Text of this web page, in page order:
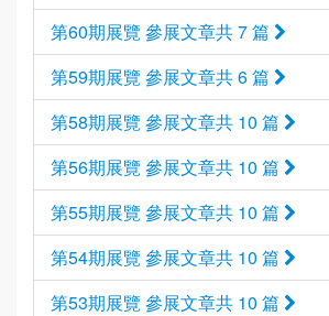
第60期展覽 參展文章共 7 篇
第59期展覽 參展文章共 6 篇
第58期展覽 參展文章共 10 篇
第56期展覽 參展文章共 10 篇
第55期展覽 參展文章共 10 篇
第54期展覽 參展文章共 10 篇
第53期展覽 參展文章共 10 篇